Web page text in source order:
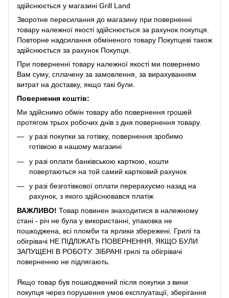
здійснюється у магазині Grill Land
Зворотне пересилання до магазину при поверненні
товару належної якості здійснюється за рахунок покупця.
Повторне надсилання обміненого товару Покупцеві також
здійснюється за рахунок Покупця.
При поверненні товару належної якості ми повернемо
Вам суму, сплачену за замовлення, за вирахуванням
витрат на доставку, якщо такі були.
Повернення коштів:
Ми здійснимо обмін товару або повернення грошей
протягом трьох робочих днів з дня повернення товару.
у разі покупки за готівку, повернення зробимо
готівкою в нашому магазині
у разі оплати банківською карткою, кошти
повертаються на той самий картковий рахунок
у разі безготівкової оплати перерахуємо назад на
рахунок, з якого здійснювався платіж
ВАЖЛИВО! Товар повинен знаходитися в належному
стані - річ не була у використанні, упаковка не
пошкоджена, всі пломби та ярлики збережені. Грилі та
обігрівачі НЕ ПІДЛІЖАТЬ ПОВЕРНЕННЯ, ЯКЩО БУЛИ
ЗАПУЩЕНІ В РОБОТУ. ЗІБРАНІ грилі та обігрівачі
поверненню не підлягають.
Якщо товар був пошкоджений після покупки з вини
покупця через порушення умов експлуатації, зберігання